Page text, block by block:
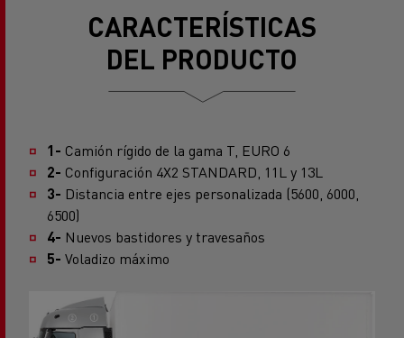
CARACTERÍSTICAS
DEL PRODUCTO
1- Camión rígido de la gama T, EURO 6
2- Configuración 4X2 STANDARD, 11L y 13L
3- Distancia entre ejes personalizada (5600, 6000,
6500)
4- Nuevos bastidores y travesaños
5- Voladizo máximo